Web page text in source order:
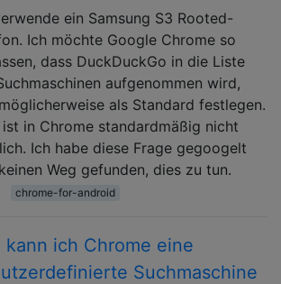
ein Samsung S3 Rooted-
Ich möchte Google Chrome so
dass DuckDuckGo in die Liste
aufgenommen wird,
als Standard festlegen.
ist in Chrome standardmäßig nicht
Ich habe diese Frage gegoogelt
Weg gefunden, dies zu tun.
chrome-for-android
kann ich Chrome eine
Suchmaschine